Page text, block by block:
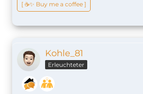
[ ☕️✨ Buy me a coffee ]
Kohle_81
Erleuchteter